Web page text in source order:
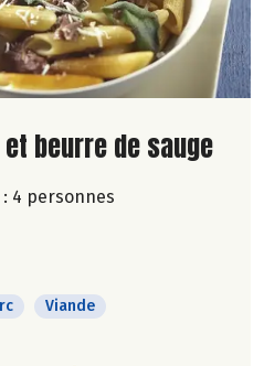
beurre de sauge
4 personnes
Viande